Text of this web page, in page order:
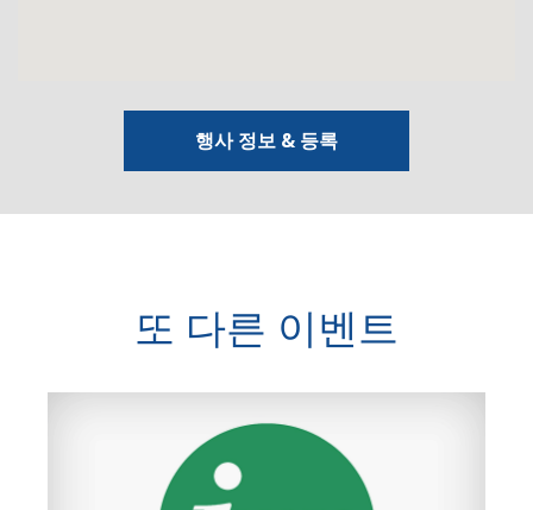
행사 정보 & 등록
또 다른 이벤트